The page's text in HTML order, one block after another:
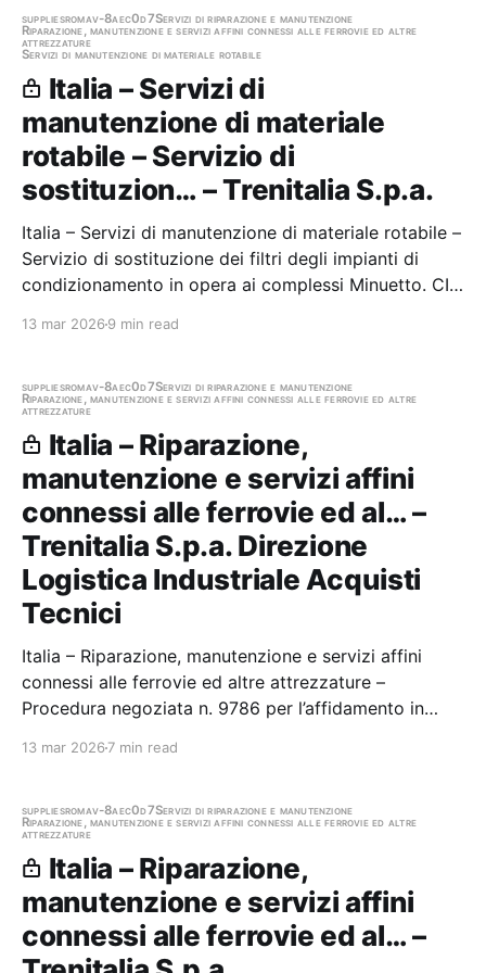
suppliesromav-8aec0d7Servizi di riparazione e manutenzione
Riparazione, manutenzione e servizi affini connessi alle ferrovie ed altre
attrezzature
Servizi di manutenzione di materiale rotabile
Italia – Servizi di
manutenzione di materiale
rotabile – Servizio di
sostituzion… – Trenitalia S.p.a.
Italia – Servizi di manutenzione di materiale rotabile –
Servizio di sostituzione dei filtri degli impianti di
condizionamento in opera ai complessi Minuetto. CIG
13 mar 2026 9 min read
suppliesromav-8aec0d7Servizi di riparazione e manutenzione
Riparazione, manutenzione e servizi affini connessi alle ferrovie ed altre
attrezzature
Italia – Riparazione,
manutenzione e servizi affini
connessi alle ferrovie ed al… –
Trenitalia S.p.a. Direzione
Logistica Industriale Acquisti
Tecnici
Italia – Riparazione, manutenzione e servizi affini
connessi alle ferrovie ed altre attrezzature –
Procedura negoziata n. 9786 per l’affidamento in
Stazione…
13 mar 2026 7 min read
suppliesromav-8aec0d7Servizi di riparazione e manutenzione
Riparazione, manutenzione e servizi affini connessi alle ferrovie ed altre
attrezzature
Italia – Riparazione,
manutenzione e servizi affini
connessi alle ferrovie ed al… –